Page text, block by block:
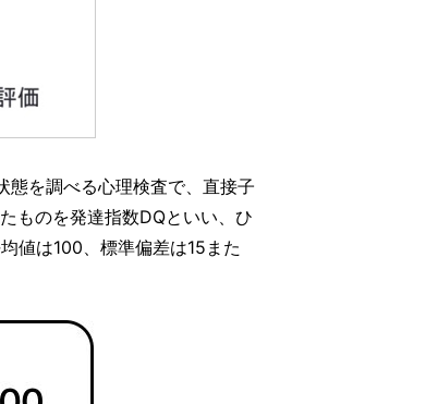
態を調べる心理検査で、直接子
ものを発達指数DQといい、ひ
値は100、標準偏差は15また